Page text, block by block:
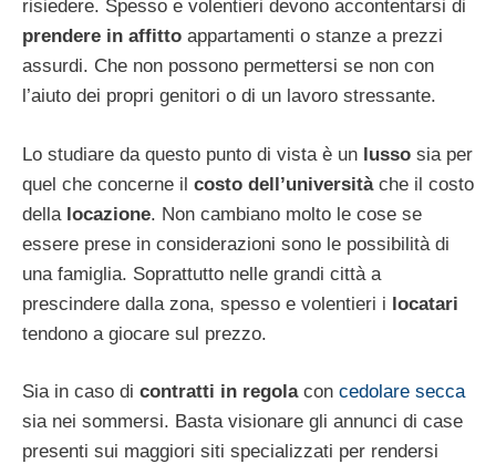
risiedere. Spesso e volentieri devono accontentarsi di
prendere in affitto appartamenti o stanze a prezzi
assurdi. Che non possono permettersi se non con
l’aiuto dei propri genitori o di un lavoro stressante.
Lo studiare da questo punto di vista è un lusso sia per
quel che concerne il costo dell’universitàche il costo
della locazione. Non cambiano molto le cose se
essere prese in considerazioni sono le possibilità di
una famiglia. Soprattutto nelle grandi città a
prescindere dalla zona, spesso e volentieri i locatari
tendono a giocare sul prezzo.
Sia in caso di contratti in regolacon cedolare secca
sia nei sommersi. Basta visionare gli annunci di case
presenti sui maggiori siti specializzati per rendersi